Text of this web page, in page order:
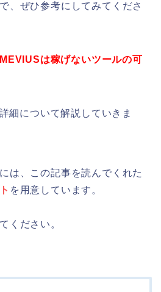
、ぜひ参考にしてみてくださ
は稼げないツールの可
細について解説していきま
は、この記事を読んでくれた
を用意しています。
ください。